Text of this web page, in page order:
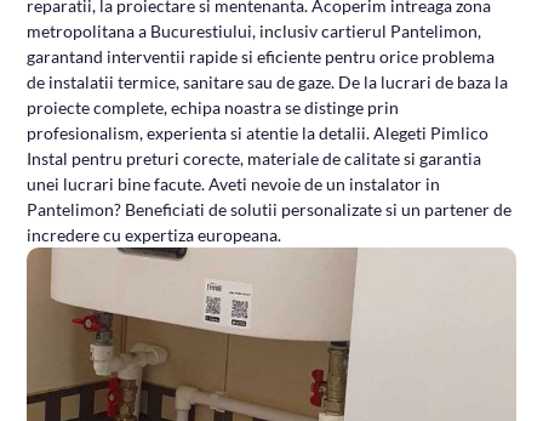
Instal pentru preturi corecte, materiale de calitate si garantia
unei lucrari bine facute. Aveti nevoie de un instalator in
Pantelimon? Beneficiati de solutii personalizate si un partener de
incredere cu expertiza europeana.